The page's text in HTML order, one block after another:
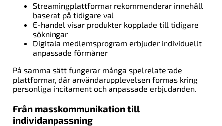
Streamingplattformar rekommenderar innehåll
baserat på tidigare val
E-handel visar produkter kopplade till tidigare
sökningar
Digitala medlemsprogram erbjuder individuellt
anpassade förmåner
På samma sätt fungerar många spelrelaterade
plattformar, där användarupplevelsen formas kring
personliga incitament och anpassade erbjudanden.
Från masskommunikation till
individanpassning